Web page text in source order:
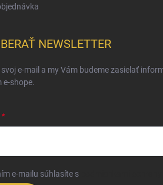
NEWSLETTER
e-mail a my Vám budeme zasielať
e-shope.
e-mailu súhlasíte s